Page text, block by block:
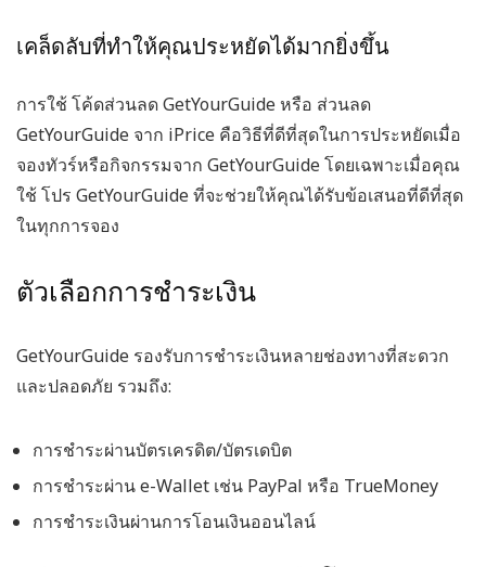
เคล็ดลับที่ทำให้คุณประหยัดได้มากยิ่งขึ้น
การใช้โค้ดส่วนลด GetYourGuideหรือ ส่วนลด
GetYourGuide จาก iPrice คือวิธีที่ดีที่สุดในการประหยัดเมื่อ
จองทัวร์หรือกิจกรรมจาก GetYourGuide โดยเฉพาะเมื่อคุณ
ใช้โปร GetYourGuideที่จะช่วยให้คุณได้รับข้อเสนอที่ดีที่สุด
ในทุกการจอง
ตัวเลือกการชำระเงิน
GetYourGuide รองรับการชำระเงินหลายช่องทางที่สะดวก
และปลอดภัย รวมถึง:
การชำระผ่านบัตรเครดิต/บัตรเดบิต
การชำระผ่าน e-Wallet เช่น PayPal หรือ TrueMoney
การชำระเงินผ่านการโอนเงินออนไลน์